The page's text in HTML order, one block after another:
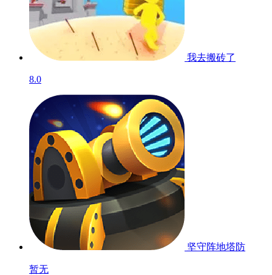
我去搬砖了
8.0
坚守阵地塔防
暂无